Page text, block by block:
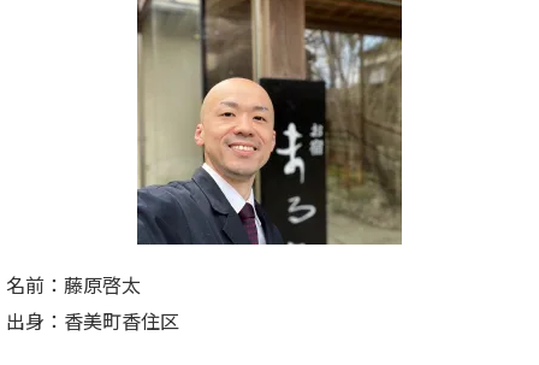
名前：藤原啓太
出身：香美町香住区